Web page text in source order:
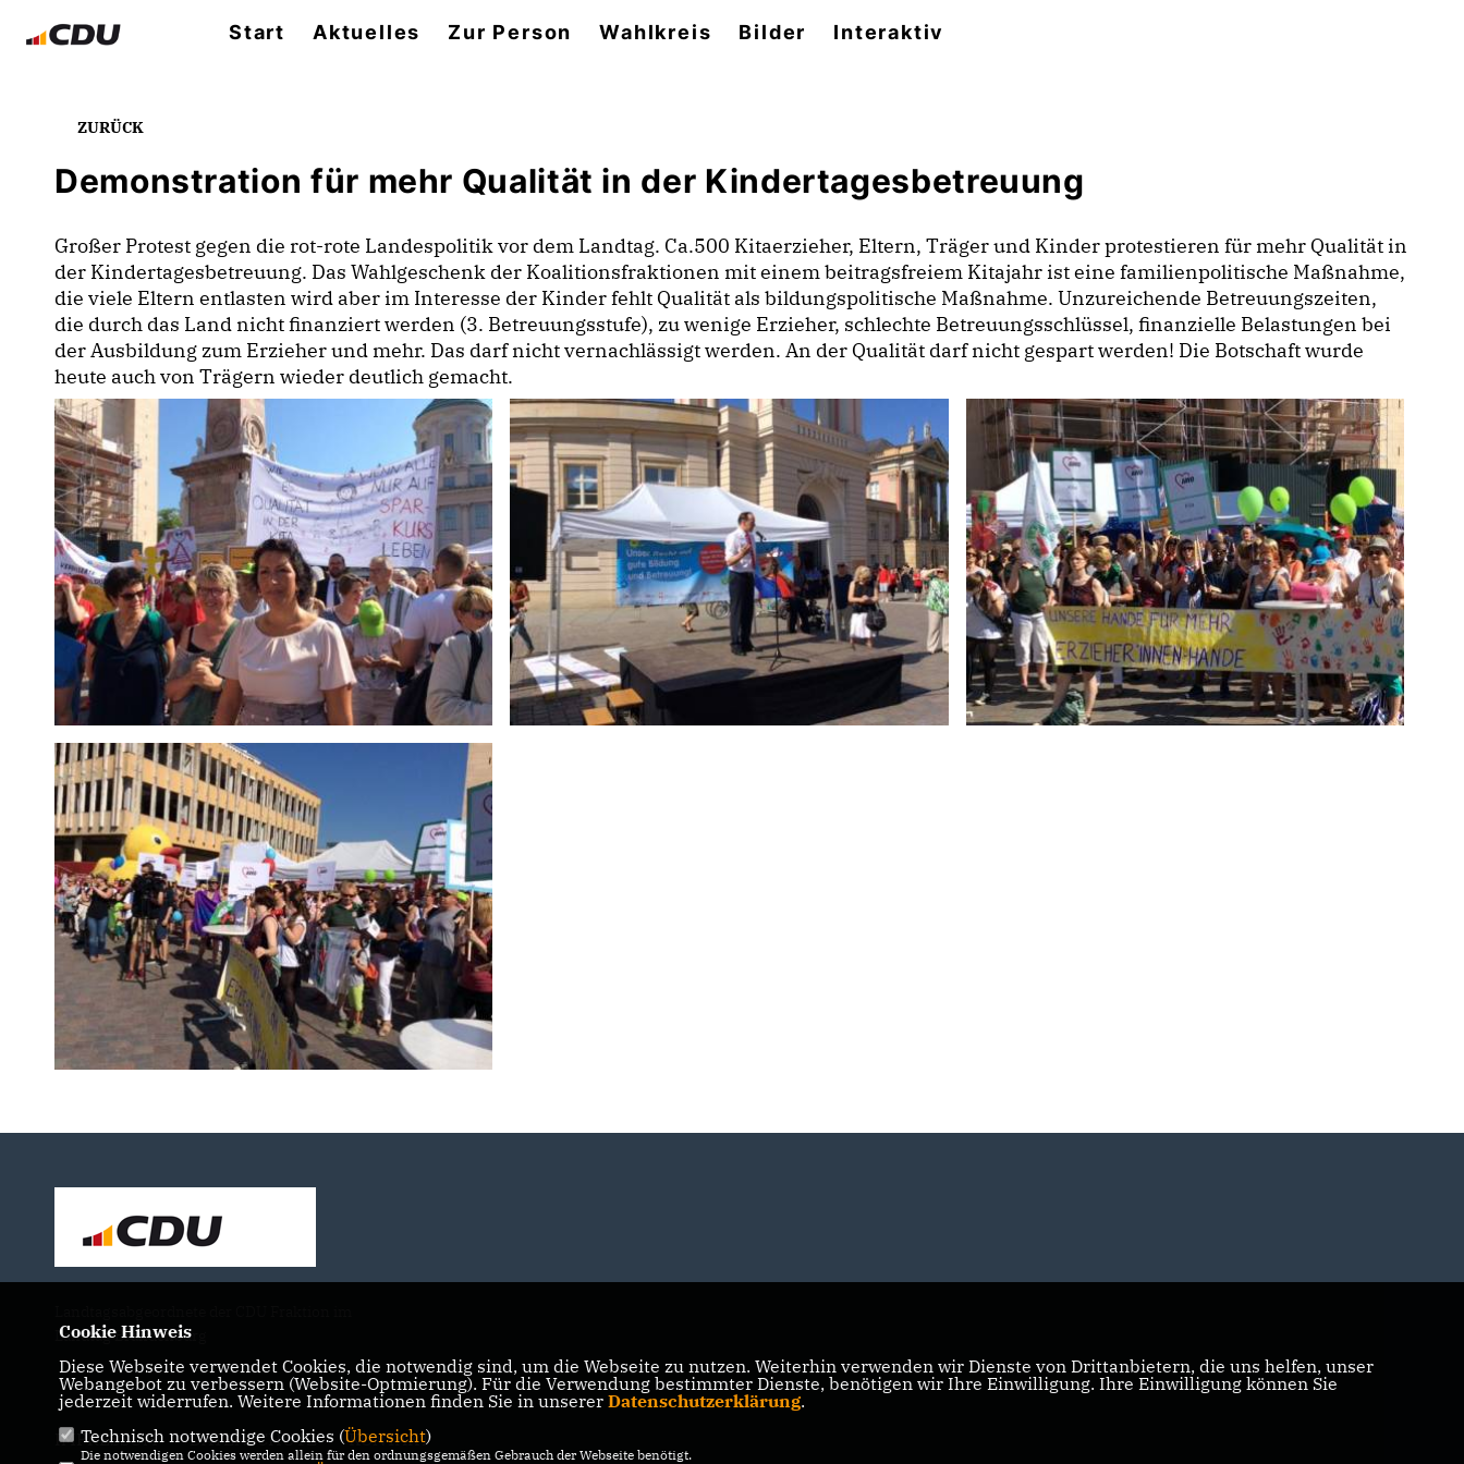
Start Aktuelles Zur Person Wahlkreis Bilder Interaktiv
ZURÜCK
Demonstration für mehr Qualität in der Kindertagesbetreuung
Großer Protest gegen die rot-rote Landespolitik vor dem Landtag. Ca.500 Kitaerzieher, Eltern, Träger und Kinder protestieren für mehr Qualität in
der Kindertagesbetreuung. Das Wahlgeschenk der Koalitionsfraktionen mit einem beitragsfreiem Kitajahr ist eine familienpolitische Maßnahme,
die viele Eltern entlasten wird aber im Interesse der Kinder fehlt Qualität als bildungspolitische Maßnahme. Unzureichende Betreuungszeiten,
die durch das Land nicht finanziert werden (3. Betreuungsstufe), zu wenige Erzieher, schlechte Betreuungsschlüssel, finanzielle Belastungen bei
der Ausbildung zum Erzieher und mehr. Das darf nicht vernachlässigt werden. An der Qualität darf nicht gespart werden! Die Botschaft wurde
heute auch von Trägern wieder deutlich gemacht.
Landtag Brandenburg
IMPRESSUM DATENSCHUTZ KONTAKT
Cookie Hinweis
Diese Webseite verwendet Cookies, die notwendig sind, um die Webseite zu nutzen. Weiterhin verwenden wir Dienste von Drittanbietern, die uns helfen, unser
Webangebot zu verbessern (Website-Optmierung). Für die Verwendung bestimmter Dienste, benötigen wir Ihre Einwilligung. Ihre Einwilligung können Sie
jederzeit widerrufen. Weitere Informationen finden Sie in unserer Datenschutzerklärung.
Technisch notwendige Cookies (Übersicht)
Die notwendigen Cookies werden allein für den ordnungsgemäßen Gebrauch der Webseite benötigt.